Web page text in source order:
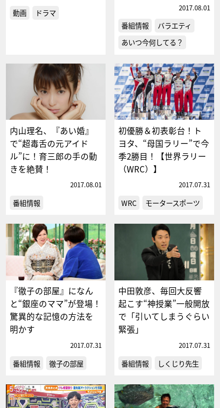
動画 ドラマ
2017.08.01
番組情報
バラエティ
あいつ今何してる？
内山理名、『あい婚』
で“超毒舌の元アイド
ル”に！育三郎の手の動
きを絶賛！
2017.08.01
番組情報
初優勝＆初表彰台！ト
ヨタ、“母国ラリー”で今
季2勝目！【世界ラリー
（WRC）】
2017.07.31
WRC モータースポーツ
『徹子の部屋』になん
と“銀座のママ”が登場！
驚異的な記憶の方法を
明かす
2017.07.31
番組情報 徹子の部屋
中田敦彦、毎回大反響
起こす“神授業”一般開放
で「引いてしまうぐらい
緊張」
2017.07.31
番組情報 しくじり先生